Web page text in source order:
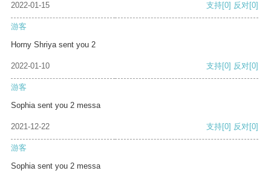
2022-01-15 支持[0] 反对[0]
游客
Horny Shriya sent you 2
2022-01-10 支持[0] 反对[0]
游客
Sophia sent you 2 messa
2021-12-22 支持[0] 反对[0]
游客
Sophia sent you 2 messa